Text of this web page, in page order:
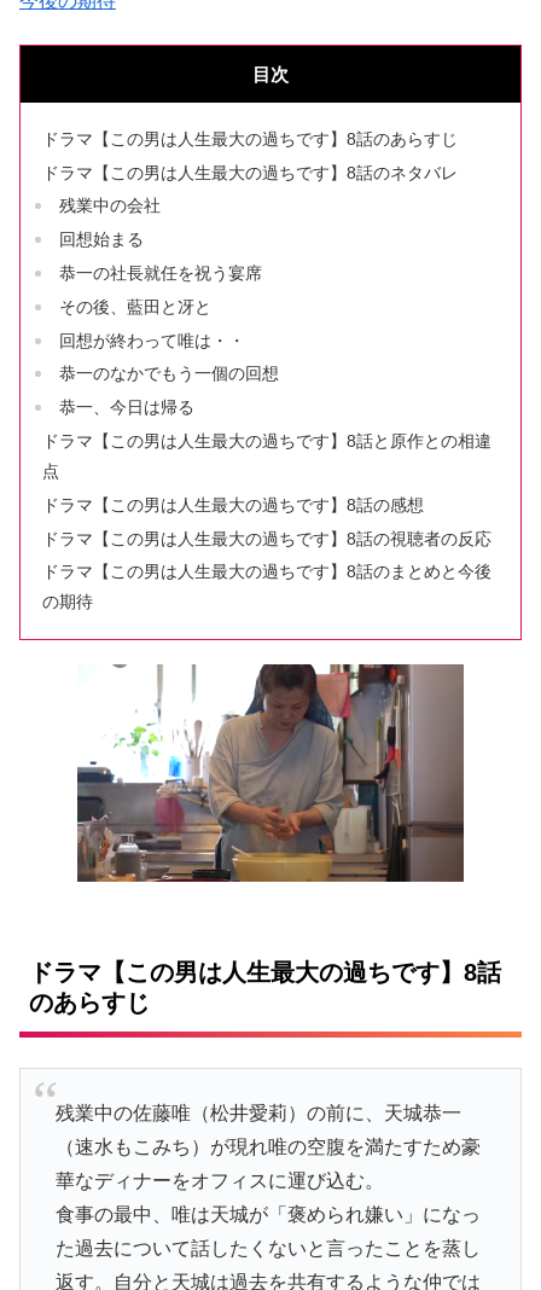
目次
ドラマ【この男は人生最大の過ちです】8話のあらすじ
ドラマ【この男は人生最大の過ちです】8話のネタバレ
残業中の会社
回想始まる
恭一の社長就任を祝う宴席
その後、藍田と冴と
回想が終わって唯は・・
恭一のなかでもう一個の回想
恭一、今日は帰る
ドラマ【この男は人生最大の過ちです】8話と原作との相違
点
ドラマ【この男は人生最大の過ちです】8話の感想
ドラマ【この男は人生最大の過ちです】8話の視聴者の反応
ドラマ【この男は人生最大の過ちです】8話のまとめと今後
の期待
ドラマ【この男は人生最大の過ちです】8話
のあらすじ
残業中の佐藤唯（松井愛莉）の前に、天城恭一
（速水もこみち）が現れ唯の空腹を満たすため豪
華なディナーをオフィスに運び込む。
食事の最中、唯は天城が「褒められ嫌い」になっ
た過去について話したくないと言ったことを蒸し
返す。自分と天城は過去を共有するような仲では